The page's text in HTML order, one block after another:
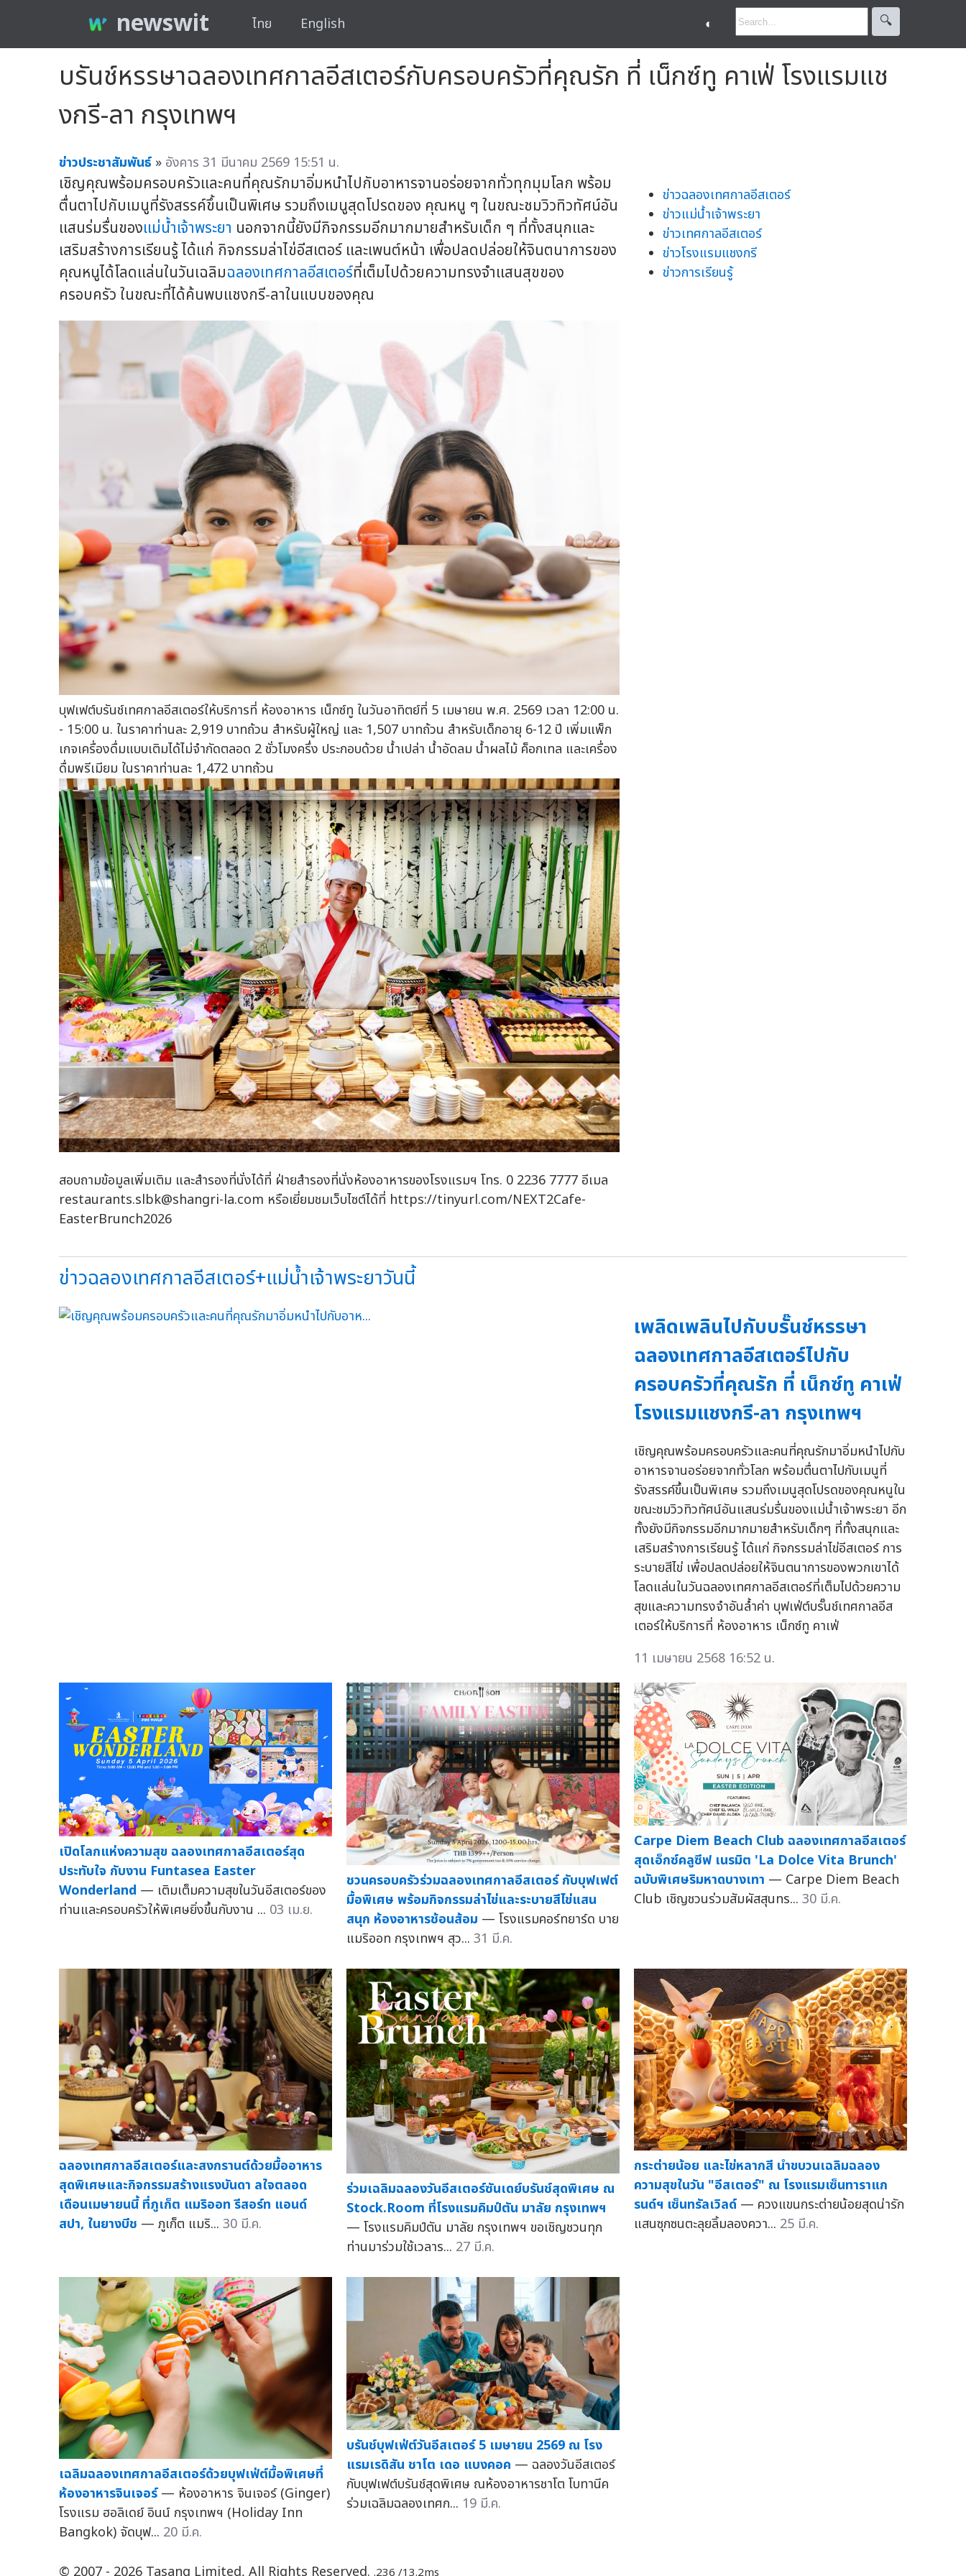
newswit ไทย English ◐ 🔍︎
บรันช์หรรษาฉลองเทศกาลอีสเตอร์กับครอบครัวที่คุณรัก ที่ เน็กซ์ทู คาเฟ่ โรงแรมแช
งกรี-ลา กรุงเทพฯ
ข่าวประชาสัมพันธ์ » อังคาร 31 มีนาคม 2569 15:51 น.
เชิญคุณพร้อมครอบครัวและคนที่คุณรักมาอิ่มหนำไปกับอาหารจานอร่อยจากทั่วทุกมุมโลก พร้อม
ตื่นตาไปกับเมนูที่รังสรรค์ขึ้นเป็นพิเศษ รวมถึงเมนูสุดโปรดของ คุณหนู ๆ ในขณะชมวิวทิวทัศน์อัน
แสนร่มรื่นของแม่น้ำเจ้าพระยา นอกจากนี้ยังมีกิจกรรมอีกมากมายสำหรับเด็ก ๆ ที่ทั้งสนุกและ
เสริมสร้างการเรียนรู้ ได้แก่ กิจกรรมล่าไข่อีสเตอร์ และเพนต์หน้า เพื่อปลดปล่อยให้จินตนาการของ
คุณหนูได้โลดแล่นในวันเฉลิมฉลองเทศกาลอีสเตอร์ที่เต็มไปด้วยความทรงจำแสนสุขของ
ครอบครัว ในขณะที่ได้ค้นพบแชงกรี-ลาในแบบของคุณ
บุฟเฟต์บรันช์เทศกาลอีสเตอร์ให้บริการที่ ห้องอาหาร เน็กซ์ทู ในวันอาทิตย์ที่ 5 เมษายน พ.ศ. 2569 เวลา 12:00 น.
- 15:00 น. ในราคาท่านละ 2,919 บาทถ้วน สำหรับผู้ใหญ่ และ 1,507 บาทถ้วน สำหรับเด็กอายุ 6-12 ปี เพิ่มแพ็ก
เกจเครื่องดื่มแบบเติมได้ไม่จำกัดตลอด 2 ชั่วโมงครึ่ง ประกอบด้วย น้ำเปล่า น้ำอัดลม น้ำผลไม้ ค็อกเทล และเครื่อง
ดื่มพรีเมียม ในราคาท่านละ 1,472 บาทถ้วน
สอบถามข้อมูลเพิ่มเติม และสำรองที่นั่งได้ที่ ฝ่ายสำรองที่นั่งห้องอาหารของโรงแรมฯ โทร. 0 2236 7777 อีเมล
restaurants.slbk@shangri-la.com หรือเยี่ยมชมเว็บไซต์ได้ที่ https://tinyurl.com/NEXT2Cafe-
EasterBrunch2026
ข่าวฉลองเทศกาลอีสเตอร์
ข่าวแม่น้ำเจ้าพระยา
ข่าวเทศกาลอีสเตอร์
ข่าวโรงแรมแชงกรี
ข่าวการเรียนรู้
ข่าวฉลองเทศกาลอีสเตอร์+แม่น้ำเจ้าพระยาวันนี้
เพลิดเพลินไปกับบรั๊นช์หรรษา
ฉลองเทศกาลอีสเตอร์ไปกับ
ครอบครัวที่คุณรัก ที่ เน็กซ์ทู คาเฟ่
โรงแรมแชงกรี-ลา กรุงเทพฯ
เชิญคุณพร้อมครอบครัวและคนที่คุณรักมาอิ่มหนำไปกับ
อาหารจานอร่อยจากทั่วโลก พร้อมตื่นตาไปกับเมนูที่
รังสรรค์ขึ้นเป็นพิเศษ รวมถึงเมนูสุดโปรดของคุณหนูใน
ขณะชมวิวทิวทัศน์อันแสนร่มรื่นของแม่น้ำเจ้าพระยา อีก
ทั้งยังมีกิจกรรมอีกมากมายสำหรับเด็กๆ ที่ทั้งสนุกและ
เสริมสร้างการเรียนรู้ ได้แก่ กิจกรรมล่าไข่อีสเตอร์ การ
ระบายสีไข่ เพื่อปลดปล่อยให้จินตนาการของพวกเขาได้
โลดแล่นในวันฉลองเทศกาลอีสเตอร์ที่เต็มไปด้วยความ
สุขและความทรงจำอันล้ำค่า บุฟเฟ่ต์บรั๊นช์เทศกาลอีส
เตอร์ให้บริการที่ ห้องอาหาร เน็กซ์ทู คาเฟ่
11 เมษายน 2568 16:52 น.
เปิดโลกแห่งความสุข ฉลองเทศกาลอีสเตอร์สุด
ประทับใจ กับงาน Funtasea Easter
Wonderland — เติมเต็มความสุขในวันอีสเตอร์ของ
ท่านและครอบครัวให้พิเศษยิ่งขึ้นกับงาน ... 03 เม.ย.
ชวนครอบครัวร่วมฉลองเทศกาลอีสเตอร์ กับบุฟเฟต์
มื้อพิเศษ พร้อมกิจกรรมล่าไข่และระบายสีไข่แสน
สนุก ห้องอาหารช้อนส้อม — โรงแรมคอร์ทยาร์ด บาย
แมริออท กรุงเทพฯ สุว... 31 มี.ค.
Carpe Diem Beach Club ฉลองเทศกาลอีสเตอร์
สุดเอ็กซ์คลูซีฟ เนรมิต 'La Dolce Vita Brunch'
ฉบับพิเศษริมหาดบางเทา — Carpe Diem Beach
Club เชิญชวนร่วมสัมผัสสุนทร... 30 มี.ค.
ฉลองเทศกาลอีสเตอร์และสงกรานต์ด้วยมื้ออาหาร
สุดพิเศษและกิจกรรมสร้างแรงบันดา ลใจตลอด
เดือนเมษายนนี้ ที่ภูเก็ต แมริออท รีสอร์ท แอนด์
สปา, ในยางบีช — ภูเก็ต แมริ... 30 มี.ค.
ร่วมเฉลิมฉลองวันอีสเตอร์ซันเดย์บรันช์สุดพิเศษ ณ
Stock.Room ที่โรงแรมคิมป์ตัน มาลัย กรุงเทพฯ
— โรงแรมคิมป์ตัน มาลัย กรุงเทพฯ ขอเชิญชวนทุก
ท่านมาร่วมใช้เวลาร... 27 มี.ค.
กระต่ายน้อย และไข่หลากสี นำขบวนเฉลิมฉลอง
ความสุขในวัน "อีสเตอร์" ณ โรงแรมเซ็นทาราแก
รนด์ฯ เซ็นทรัลเวิลด์ — ควงแขนกระต่ายน้อยสุดน่ารัก
แสนซุกซนตะลุยลิ้มลองควา... 25 มี.ค.
เฉลิมฉลองเทศกาลอีสเตอร์ด้วยบุฟเฟ่ต์มื้อพิเศษที่
ห้องอาหารจินเจอร์ — ห้องอาหาร จินเจอร์ (Ginger)
โรงแรม ฮอลิเดย์ อินน์ กรุงเทพฯ (Holiday Inn
Bangkok) จัดบุฟ... 20 มี.ค.
บรันช์บุฟเฟ่ต์วันอีสเตอร์ 5 เมษายน 2569 ณ โรง
แรมเรดิสัน ชาโต เดอ แบงคอค — ฉลองวันอีสเตอร์
กับบุฟเฟต์บรันช์สุดพิเศษ ณห้องอาหารชาโต โบทานีค
ร่วมเฉลิมฉลองเทศก... 19 มี.ค.
© 2007 - 2026 Tasang Limited, All Rights Reserved.